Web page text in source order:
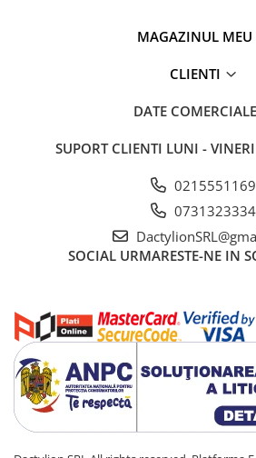
MAGAZINUL MEU
CLIENTI
DATE COMERCIALE
SUPORT CLIENTI LUNI -
0215551169
0731323334
SOCIAL URMARESTE-NE IN